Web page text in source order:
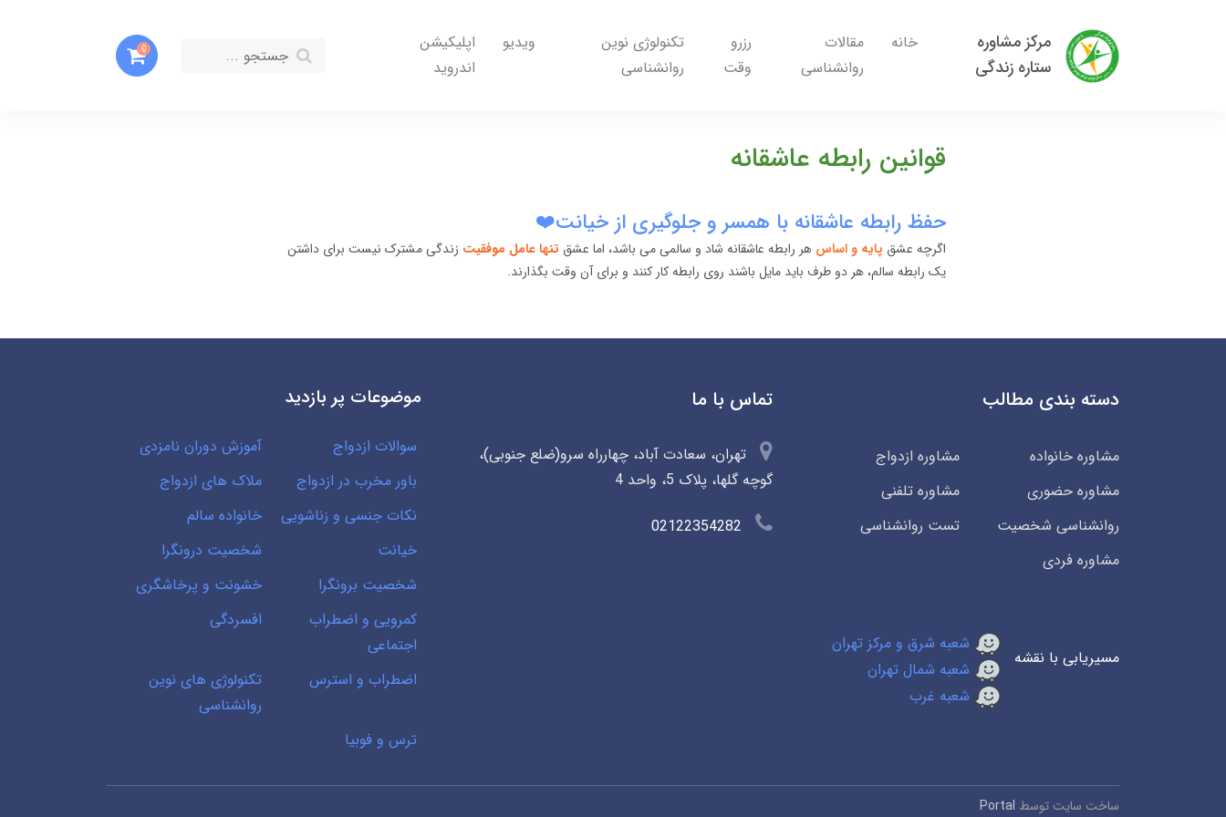
مرکز مشاوره
ستاره زندگی
خانه
مقالات
روانشناسی
رزرو
وقت
تکنولوژی نوین
روانشناسی
ویدیو
اپلیکیشن
اندروید
0
قوانین رابطه عاشقانه
حفظ رابطه عاشقانه با همسر و جلوگیری از خیانت❤️
اگرچه عشق پایه و اساس هر رابطه عاشقانه شاد و سالمی می باشد، اما عشق تنها عامل موفقیت زندگی مشترک نیست برای داشتن
یک رابطه سالم، هر دو طرف باید مایل باشند روی رابطه کار کنند و برای آن وقت بگذارند.
دسته بندی مطالب
مشاوره خانواده
مشاوره ازدواج
مشاوره حضوری
مشاوره تلفنی
روانشناسی شخصیت
تست روانشناسی
مشاوره فردی
مسیریابی با نقشه
شعبه شرق و مرکز تهران
شعبه شمال تهران
شعبه غرب
تماس با ما
تهران، سعادت آباد، چهارراه سرو(ضلع جنوبی)،
گوچه گلها، پلاک 5، واحد 4
02122354282
موضوعات پر بازدید
سوالات ازدواج
آموزش دوران نامزدی
باور مخرب در ازدواج
ملاک های ازدواج
نکات جنسی و زناشویی
خانواده سالم
خیانت
شخصیت درونگرا
شخصیت برونگرا
خشونت و پرخاشگری
کمرویی و اضطراب
اجتماعی
افسردگی
اضطراب و استرس
تکنولوژی های نوین
روانشناسی
ترس و فوبیا
ساخت سایت توسط Portal